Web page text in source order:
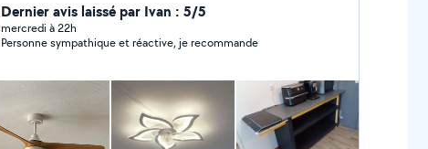
Dernier avis laissé par Ivan : 5/5
mercredi à 22h
Personne sympathique et réactive, je recommande